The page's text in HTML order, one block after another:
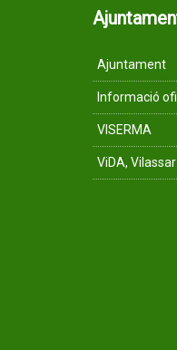
Ajuntament
Informació
VISERMA
ViDA,